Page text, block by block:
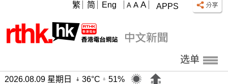
APPS
A A A
繁 简 Eng
选单
2026.08.09 星期日 36°C
51%